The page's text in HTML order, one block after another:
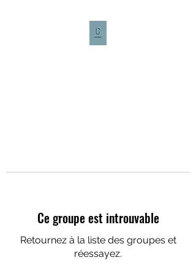
Ce groupe est introuvable
Retournez à la liste des groupes et
réessayez.